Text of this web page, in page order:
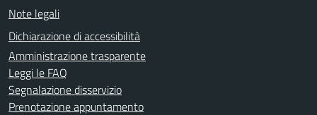
Note legali
Dichiarazione di accessibilità
Amministrazione trasparente
Leggi le FAQ
Segnalazione disservizio
Prenotazione appuntamento